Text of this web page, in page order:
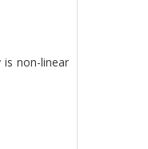
non-linear